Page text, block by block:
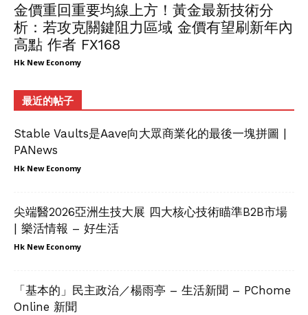
金價重回重要均線上方！黃金最新技術分
析：若攻克關鍵阻力區域 金價有望刷新年內
高點 作者 FX168
Hk New Economy
最近的帖子
Stable Vaults是Aave向大眾商業化的最後一塊拼圖 |
PANews
Hk New Economy
尖端醫2026亞洲生技大展 四大核心技術瞄準B2B市場
| 樂活情報 – 好生活
Hk New Economy
「基本的」民主政治／楊雨亭 – 生活新聞 – PChome
Online 新聞